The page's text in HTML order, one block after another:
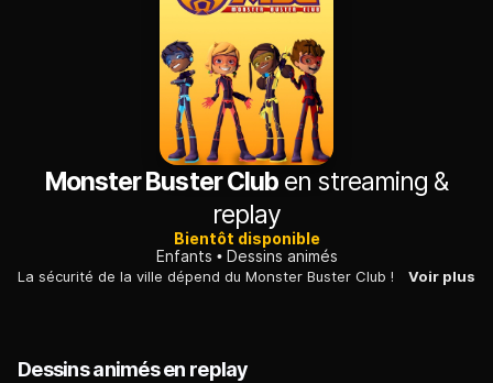
Monster Buster Club en streaming &
replay
Bientôt disponible
Enfants
Dessins animés
La sécurité de la ville dépend du Monster Buster Club ! Voir plus
Dessins animés en replay